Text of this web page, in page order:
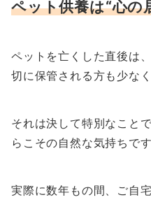
ペット供養は“心の
ペットを亡くした直後は
切に保管される方も少な
それは決して特別なこと
らこその自然な気持ちです
実際に数年もの間、ご自